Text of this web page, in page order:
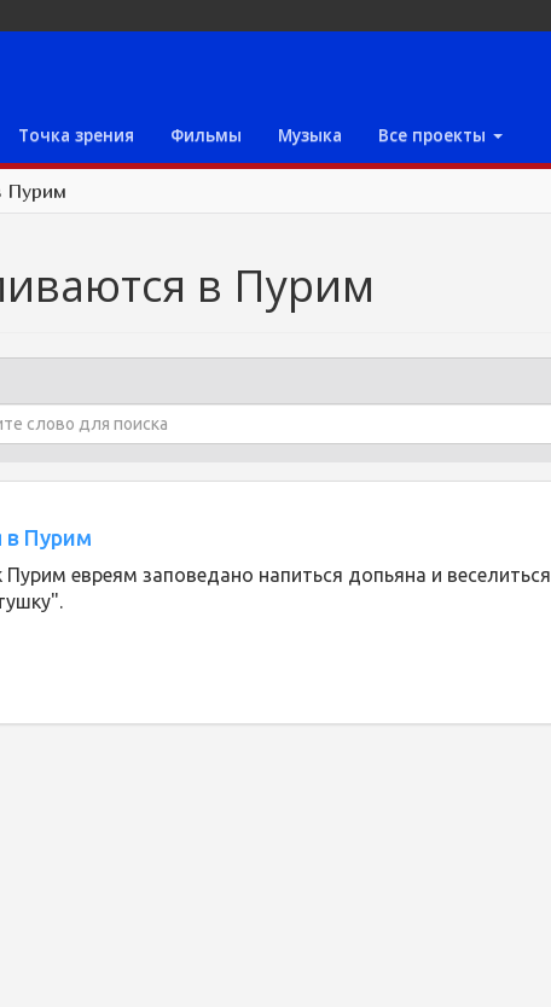
Точка зрения Фильмы Музыка Все проекты
Пурим
в Пурим
в Пурим
Пурим евреям заповедано напиться допьяна и веселиться